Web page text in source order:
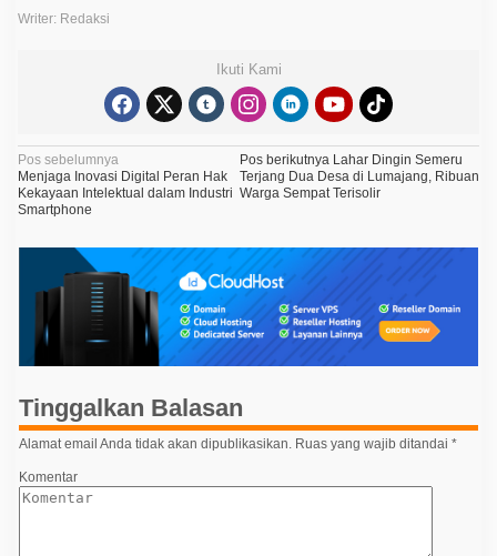
Writer: Redaksi
Ikuti Kami
N
a
v
i
i
p
o
s
Pos sebelumnya
Menjaga Inovasi Digital Peran Hak
Kekayaan Intelektual dalam Industri
Smartphone
Pos berikutnyaLahar Dingin Semeru
Terjang Dua Desa di Lumajang, Ribuan
Warga Sempat Terisolir
Tinggalkan Balasan
Alamat email Anda tidak akan dipublikasikan. Ruas yang wajib ditandai *
Komentar